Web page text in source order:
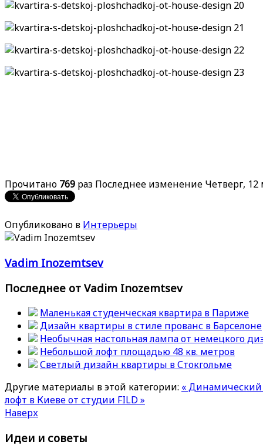
Прочитано 769 раз Последнее изменение Четверг, 12
Опубликовано в Интерьеры
Vadim Inozemtsev
Последнее от Vadim Inozemtsev
Маленькая студенческая квартира в Париже
Дизайн квартиры в стиле прованс в Барселоне
Необычная настольная лампа от немецкого
Небольшой лофт площадью 48 кв. метров
Светлый дизайн квартиры в Стокгольме
Другие материалы в этой категории: «
лофт в Киеве от студии FILD »
Наверх
Идеи и советы